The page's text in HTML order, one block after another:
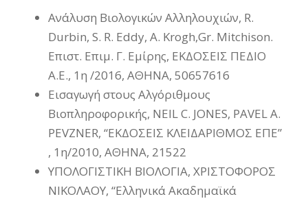
Ανάλυση Βιολογικών Αλληλουχιών, R.
Durbin, S. R. Eddy, A. Krogh,Gr. Mitchison.
Επιστ. Επιμ. Γ. Εμίρης, ΕΚΔΟΣΕΙΣ ΠΕΔΙΟ
Α.Ε., 1η /2016, ΑΘΗΝΑ, 50657616
Εισαγωγή στους Αλγόριθμους
Βιοπληροφορικής, NEIL C. JONES, PAVEL A.
PEVZNER, “ΕΚΔΟΣΕΙΣ ΚΛΕΙΔΑΡΙΘΜΟΣ ΕΠΕ”
, 1η/2010, ΑΘΗΝΑ, 21522
ΥΠΟΛΟΓΙΣΤΙΚΗ ΒΙΟΛΟΓΙΑ, ΧΡΙΣΤΟΦΟΡΟΣ
ΝΙΚΟΛΑΟΥ, “Ελληνικά Ακαδημαϊκά